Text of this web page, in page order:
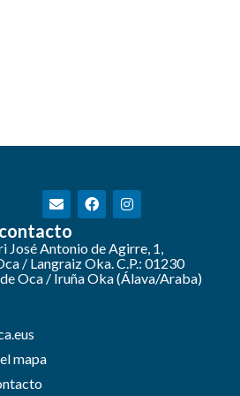
José Antonio de Agirre, 1,
/ Langraiz Oka. C.P.: 01230
Oca / Iruña Oka (Álava/Araba)
mapa